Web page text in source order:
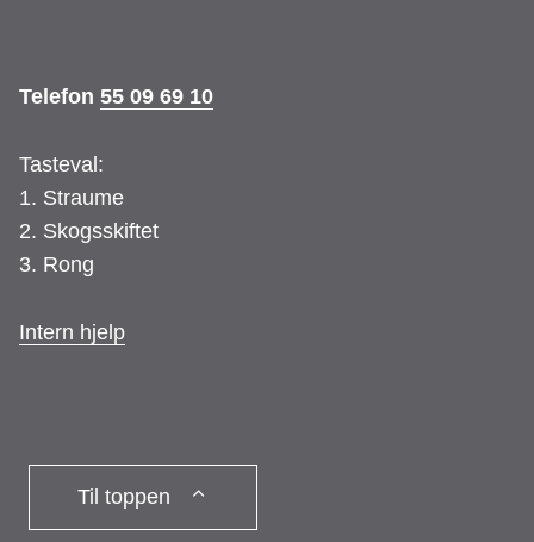
o
g
m
Telefon 55 09 69 10
Tasteval:
1. Straume
2. Skogsskiftet
3. Rong
Intern hjelp
Til toppen